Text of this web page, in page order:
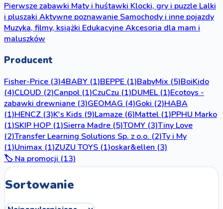
Pierwsze zabawkiMaty i huśtawkiKlocki, gry i puzzleLalki
i pluszakiAktywne poznawanieSamochody i inne pojazdy
Muzyka, filmy, książkiEdukacyjneAkcesoria dla mam i
maluszków
Producent
Fisher-Price (3)4BABY (1)BEPPE (1)BabyMix (5)BoiKido
(4)CLOUD (2)Canpol (1)CzuCzu (1)DUMEL (1)Ecotoys -
zabawki drewniane (3)GEOMAG (4)Goki (2)HABA
(1)HENCZ (3)K's Kids (9)Lamaze (6)Mattel (1)PPHU Marko
(1)SKIP HOP (1)Sierra Madre (5)TOMY (3)Tiny Love
(2)Transfer Learning Solutions Sp. z o.o. (2)Ty i My
(1)Unimax (1)ZUZU TOYS (1)oskar&ellen (3)
🏷️ Na promocji (13)
Sortowanie